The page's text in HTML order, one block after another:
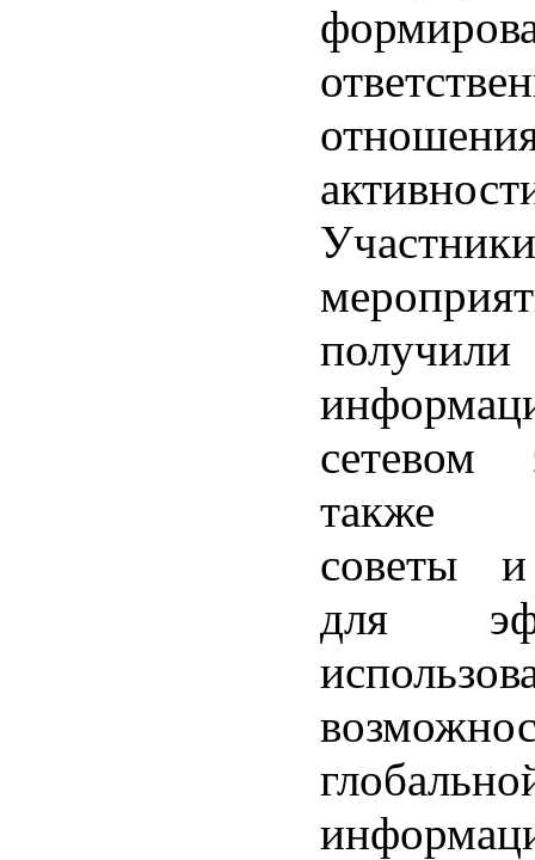
Участники
получили
сетевом
также
советы и
для